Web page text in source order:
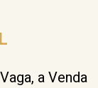
a Venda